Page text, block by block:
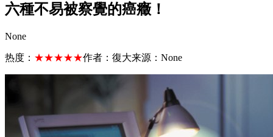
六種不易被察覺的癌癥！
None
热度： ★★★★★作者： 復大来源： None